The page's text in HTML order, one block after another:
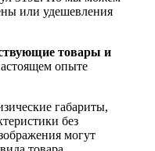
или удешевления
товары и
опыте
габариты,
без
могут